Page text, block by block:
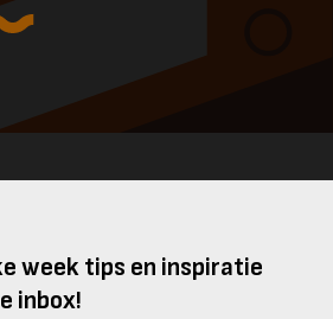
week tips en inspiratie
inbox!